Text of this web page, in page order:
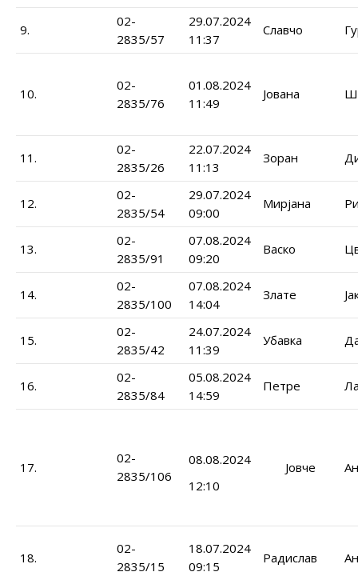
9.
02-
2835/57
29.07.2024
11:37
Славчо
10.
02-
2835/76
01.08.2024
11:49
Јована
11.
02-
2835/26
22.07.2024
11:13
Зоран
12.
02-
2835/54
29.07.2024
09:00
Мирјана
13.
02-
2835/91
07.08.2024
09:20
Васко
14.
02-
2835/100
07.08.2024
14:04
Злате
15.
02-
2835/42
24.07.2024
11:39
Убавка
16.
02-
2835/84
05.08.2024
14:59
Петре
17.
02-
2835/106
08.08.2024
12:10
Јовче
18.
02-
2835/15
18.07.2024
09:15
Радислав